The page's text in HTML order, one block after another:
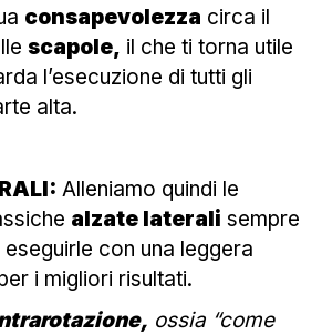
consapevolezza circa il
scapole, il che ti torna utile
l’esecuzione di tutti gli
alta.
Alleniamo quindi le
alzate laterali sempre
con una leggera
i migliori risultati.
ossia “come